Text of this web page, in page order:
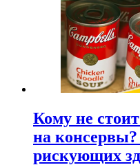
Кому не
на
рискующих